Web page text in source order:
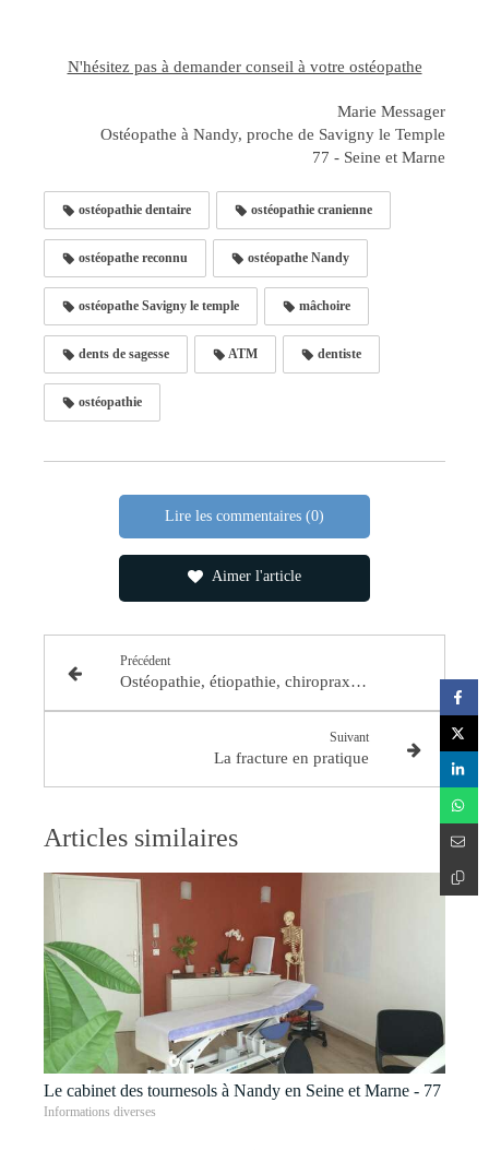
N'hésitez pas à demander conseil à votre ostéopathe
Marie Messager
Ostéopathe à Nandy, proche de Savigny le Temple
77 - Seine et Marne
ostéopathie dentaire ostéopathie cranienne
ostéopathe reconnu ostéopathe Nandy
ostéopathe Savigny le temple mâchoire
dents de sagesse ATM dentiste
ostéopathie
Lire les commentaires (0)
Aimer l'article
Précédent
Ostéopathie, étiopathie, chiropraxie : quelles sont les différences ?
Suivant
La fracture en pratique
Articles similaires
Le cabinet des tournesols à Nandy en Seine et Marne - 77
Informations diverses